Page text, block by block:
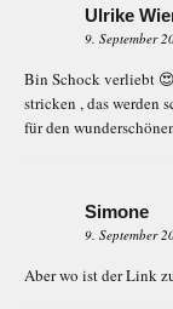
Ulrike
9. September
Bin Schock verliebt
stricken , das werden
für den
Simone
9. September
Aber wo ist der Link